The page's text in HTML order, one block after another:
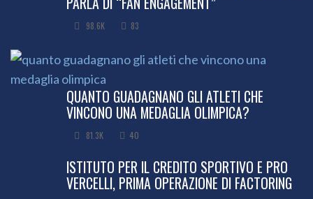
98.6K 83
QUANTO GUADAGNANO GLI ATLETI CHE
VINCONO UNA MEDAGLIA OLIMPICA?
81.3K 40
ISTITUTO PER IL CREDITO SPORTIVO E PRO
VERCELLI, PRIMA OPERAZIONE DI FACTORING